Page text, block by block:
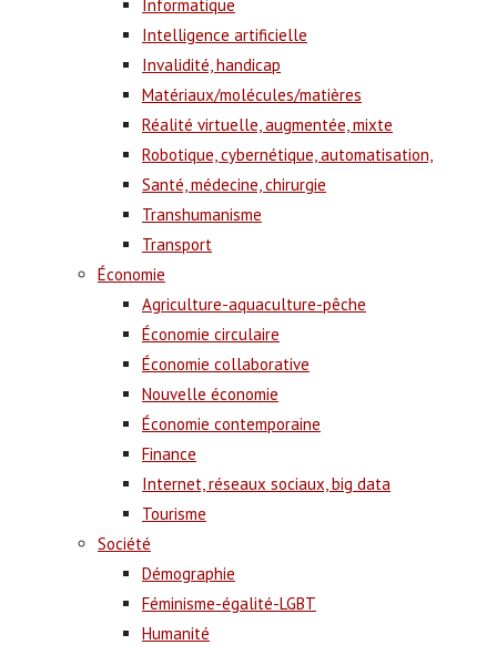
Informatique
Intelligence artificielle
Invalidité, handicap
Matériaux/molécules/matières
Réalité virtuelle, augmentée, mixte
Robotique, cybernétique, automatisation,
Santé, médecine, chirurgie
Transhumanisme
Transport
Économie
Agriculture-aquaculture-pêche
Économie circulaire
Économie collaborative
Nouvelle économie
Économie contemporaine
Finance
Internet, réseaux sociaux, big data
Tourisme
Société
Démographie
Féminisme-égalité-LGBT
Humanité